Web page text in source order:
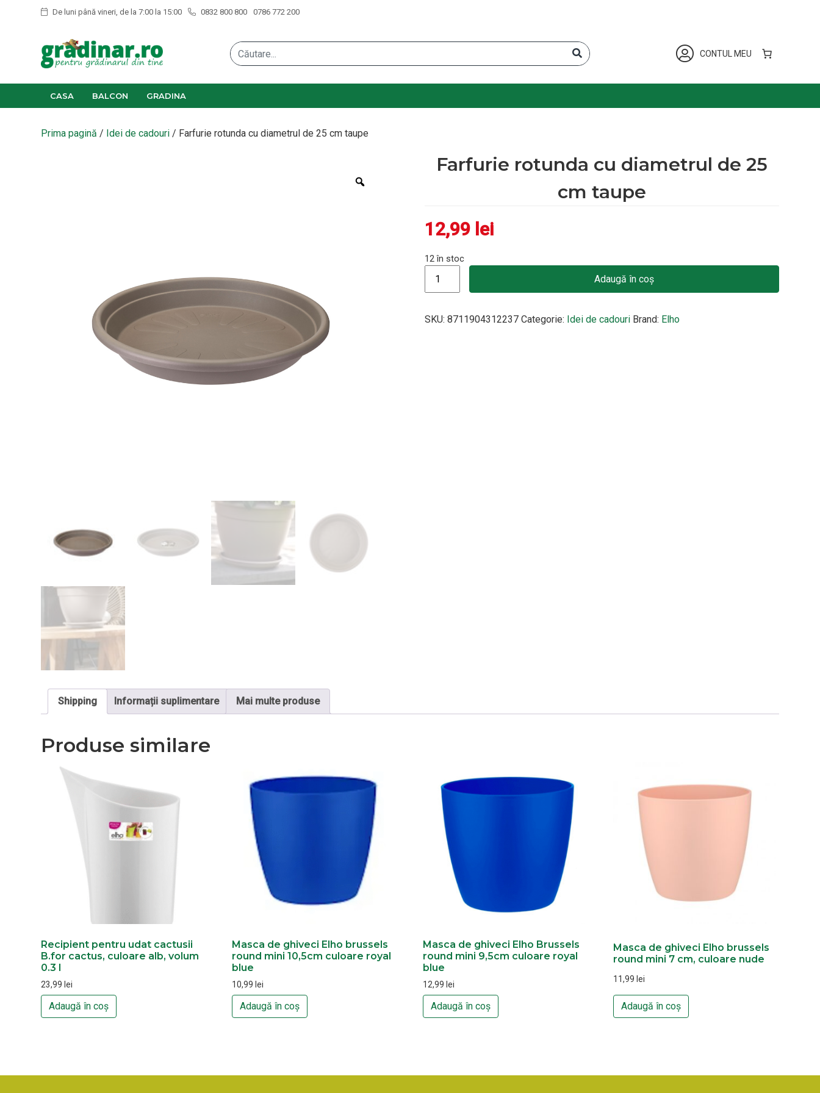
De luni până vineri, de la 7:00 la 15:00 0832 800 800 0786 772 200
CONTUL MEU
CASA BALCON GRADINA
Prima pagină / Idei de cadouri / Farfurie rotunda cu diametrul de 25 cm taupe
Farfurie rotunda cu diametrul de 25
cm taupe
12,99 lei
12 în stoc
Adaugă în coș
SKU:8711904312237 Categorie: Idei de cadouri Brand: Elho
Shipping Informații suplimentare Mai multe produse
Produse similare
Recipient pentru udat cactusii
B.for cactus, culoare alb, volum
0.3 l
23,99 lei
Adaugă în coș
Masca de ghiveci Elho brussels
round mini 10,5cm culoare royal
blue
10,99 lei
Adaugă în coș
Masca de ghiveci Elho Brussels
round mini 9,5cm culoare royal
blue
12,99 lei
Adaugă în coș
Masca de ghiveci Elho brussels
round mini 7 cm, culoare nude
11,99 lei
Adaugă în coș